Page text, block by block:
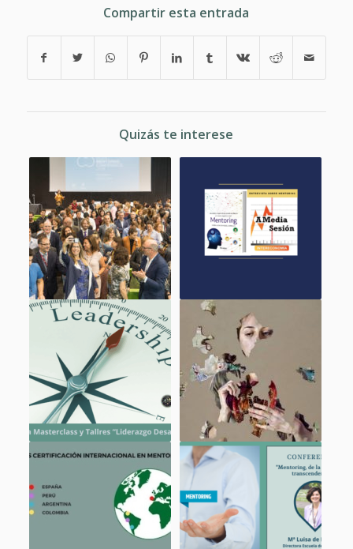
Compartir esta entrada
Quizás te interese